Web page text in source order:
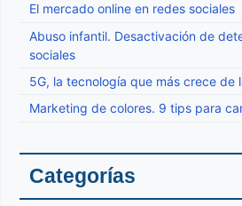
El mercado online en redes sociales
Abuso infantil. Desactivación de
sociales
5G, la tecnología que más crece de
Marketing de colores. 9 tips para
Categorías